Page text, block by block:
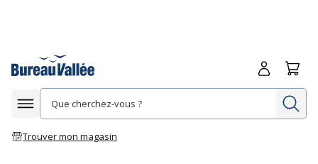
Afficher la navigation
Trouver mon magasin
Me